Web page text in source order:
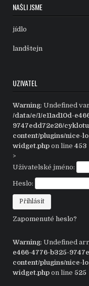
NAŠLI JSME
jídlo
landštejn
UZIVATEL
Warning: Undefined
/data/e/1/e11ad10d-
9747edd72e26/
content/plugins/nice-
widget.php on line453
>
Uživatelské jméno:
Heslo:
Zapomenuté heslo?
Warning: Undefined
e466-4776-b325-
content/plugins/nice-
widget.php on line 525